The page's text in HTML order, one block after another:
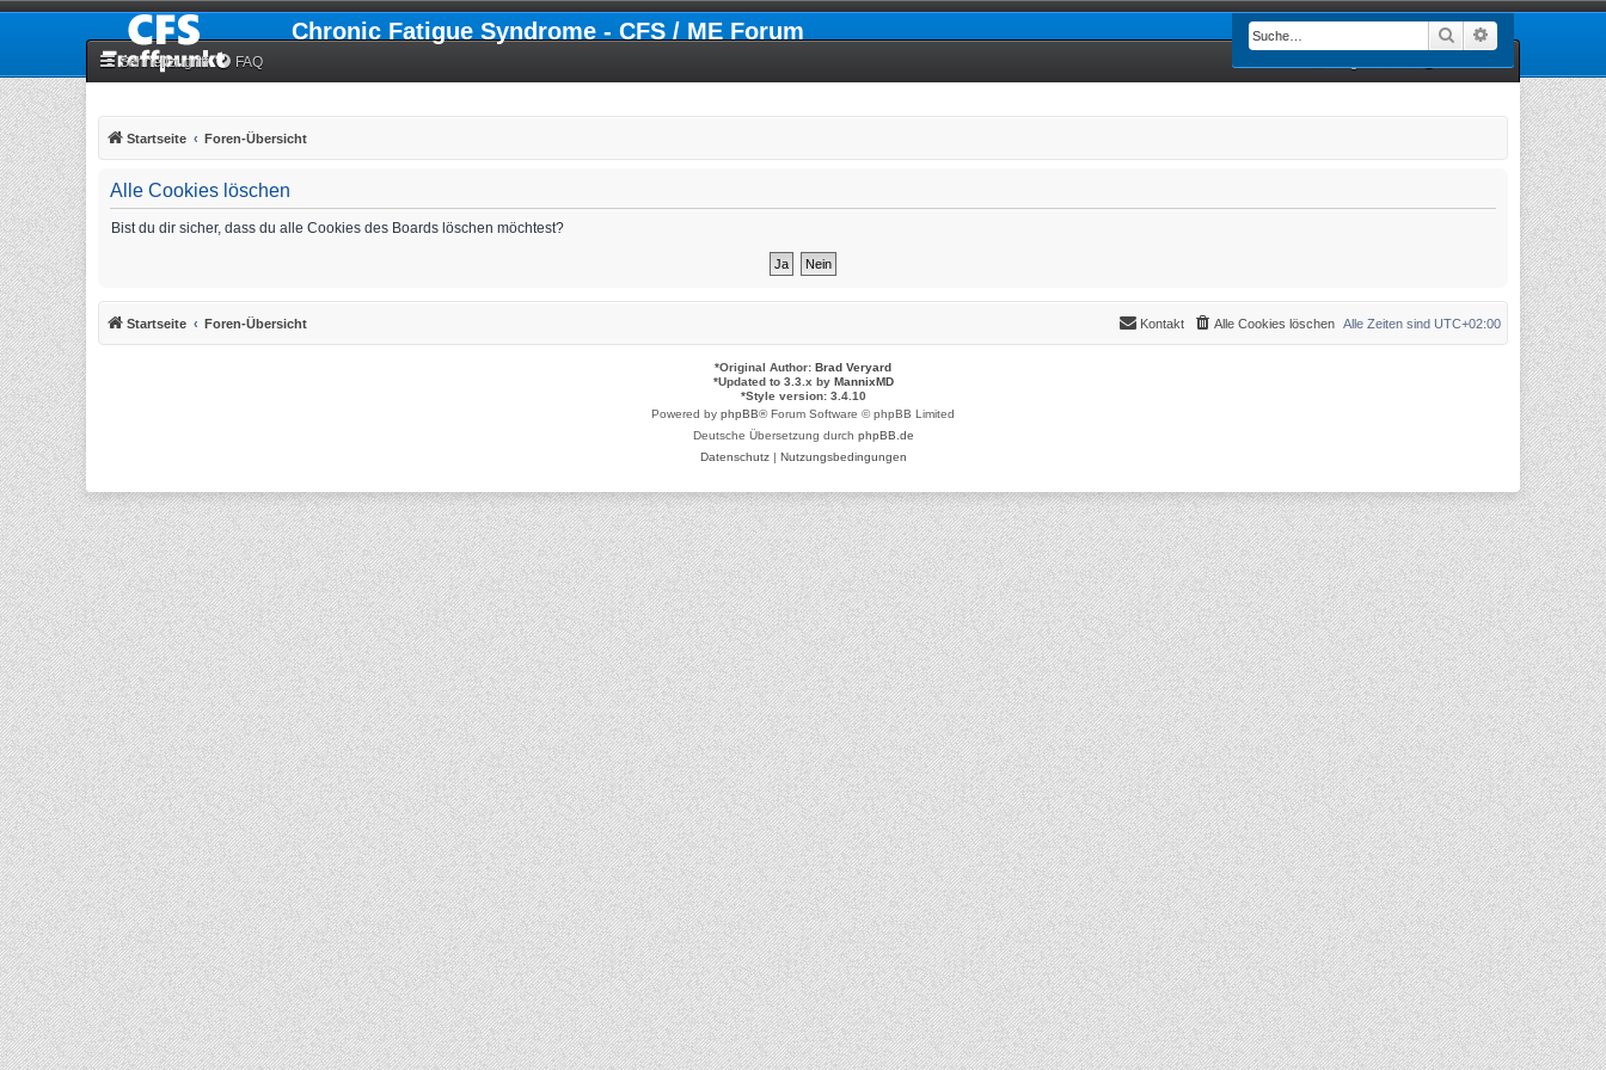
Chronic Fatigue Syndrome - CFS / ME Forum Suche
Schnellzugriff FAQ
Startseite Foren-Übersicht
Alle Cookies löschen
Bist du dir sicher, dass du alle Cookies des Boards löschen möchtest?
Startseite Foren-Übersicht Alle Zeiten sind UTC+02:00
Alle Cookies löschen
Kontakt
*Original Author: Brad Veryard
*Updated to 3.3.x by MannixMD
*Style version: 3.4.10
Powered by phpBB® Forum Software © phpBB Limited
Deutsche Übersetzung durch phpBB.de
Datenschutz| Nutzungsbedingungen